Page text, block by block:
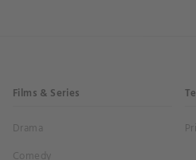
Films & Series
Drama
Comedy